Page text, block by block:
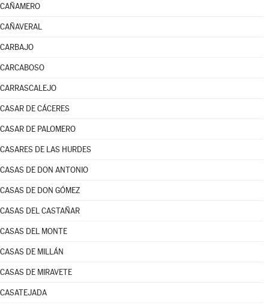
CAÑAMERO
CAÑAVERAL
CARBAJO
CARCABOSO
CARRASCALEJO
CASAR DE CÁCERES
CASAR DE PALOMERO
CASARES DE LAS HURDES
CASAS DE DON ANTONIO
CASAS DE DON GÓMEZ
CASAS DEL CASTAÑAR
CASAS DEL MONTE
CASAS DE MILLÁN
CASAS DE MIRAVETE
CASATEJADA